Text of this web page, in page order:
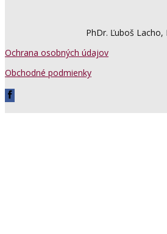
PhDr. Ľuboš Lacho,
Ochrana osobných údajov
Obchodné podmienky